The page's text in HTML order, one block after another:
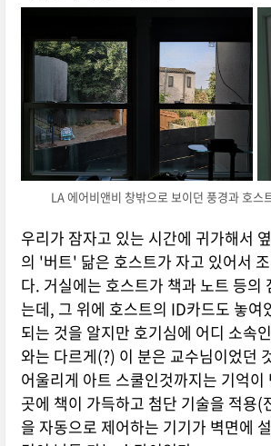
LA 에어비앤비 창밖으로 보이던 풍경과 호스
우리가 잠자고 있는 시간에 귀가해서
의 '버트' 닮은 호스트가 자고 있어서
다. 거실에는 호스트가 책과 노트 등의
는데, 그 위에 호스트의 ID카드도 놓여
되는 것을 알지만 호기심에 어디 소속
와는 다르게(?) 이 분은 교수님이었던
어울리게 아트 스쿨인것까지는 기억이
곳에 책이 가득하고 첨단 기술을 적용(
을 자동으로 제어하는 기기가 벽면에